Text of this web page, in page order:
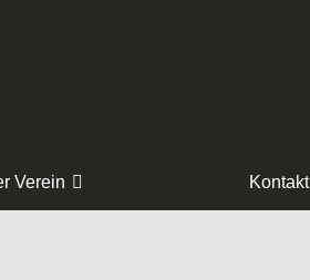
Verein Kontakt